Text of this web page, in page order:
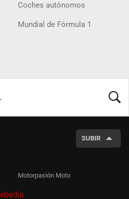
Coches autónomos
Mundial de Fórmula 1
SUBIR
Motorpasión Moto